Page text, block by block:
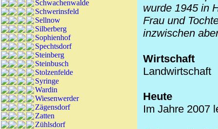
Schwachenwalde
Schwerinsfeld
Sellnow
Silberberg
Sophienhof
Spechtsdorf
Steinberg
Steinbusch
Stolzenfelde
Syringe
Wardin
Wiesenwerder
Zägensdorf
Zatten
Zühlsdorf
wurde 1945 in
Frau und
inzwischen
Wirtschaft
Landwirtschaft
Heute
Im Jahre 2007